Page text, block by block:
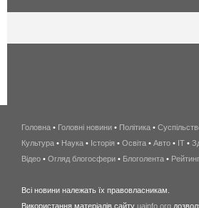
Головна • Головні новини • Політика •
Культура • Наука • Історія • Освіта • Авто • IT •
Відео • Огляд блогосфери • Блоголента •
Всі новини належать їх правовласникам.
Використання матеріалів сайту uainfo.org